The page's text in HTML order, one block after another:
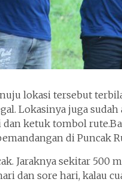
lokasi tersebut
Lokasinya juga
ketuk tombol
di Puncak
Jaraknya sekitar 500
dan sore hari, kalau